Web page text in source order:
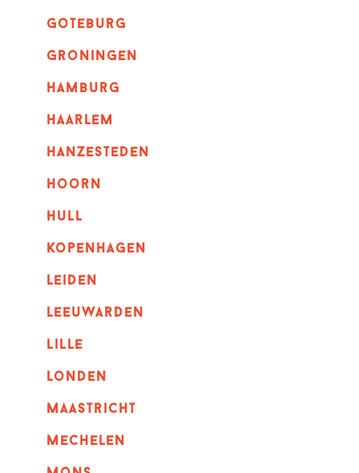
goteburg
groningen
hamburg
haarlem
hanzesteden
hoorn
hull
kopenhagen
leiden
leeuwarden
lille
londen
maastricht
mechelen